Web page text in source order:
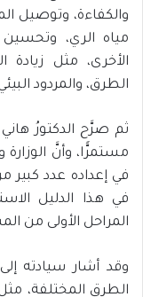
والكفاءة، وتوصيل
مياه الري،
الأخرى، مثل زيادة
الطرق، والمردود
ثم صرَّح الدكتورُ
مستمرًّا، وأنَّ
في إعداده عدد كبير
في هذا الدليل
المراحل الأولى من
وقد أشار سيادته
الطرق المختلفة،